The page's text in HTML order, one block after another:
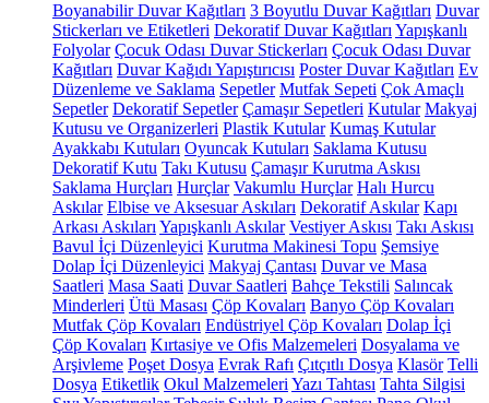
Boyanabilir Duvar Kağıtları 3 Boyutlu Duvar Kağıtları Duvar
Stickerları ve Etiketleri Dekoratif Duvar Kağıtları Yapışkanlı
Folyolar Çocuk Odası Duvar Stickerları Çocuk Odası Duvar
Kağıtları Duvar Kağıdı Yapıştırıcısı Poster Duvar Kağıtları Ev
Düzenleme ve Saklama Sepetler Mutfak Sepeti Çok Amaçlı
Sepetler Dekoratif Sepetler Çamaşır Sepetleri Kutular Makyaj
Kutusu ve Organizerleri Plastik Kutular Kumaş Kutular
Ayakkabı Kutuları Oyuncak Kutuları Saklama Kutusu
Dekoratif Kutu Takı Kutusu Çamaşır Kurutma Askısı
Saklama Hurçları Hurçlar Vakumlu Hurçlar Halı Hurcu
Askılar Elbise ve Aksesuar Askıları Dekoratif Askılar Kapı
Arkası Askıları Yapışkanlı Askılar Vestiyer Askısı Takı Askısı
Bavul İçi Düzenleyici Kurutma Makinesi Topu Şemsiye
Dolap İçi Düzenleyici Makyaj Çantası Duvar ve Masa
Saatleri Masa Saati Duvar Saatleri Bahçe Tekstili Salıncak
Minderleri Ütü Masası Çöp Kovaları Banyo Çöp Kovaları
Mutfak Çöp Kovaları Endüstriyel Çöp Kovaları Dolap İçi
Çöp Kovaları Kırtasiye ve Ofis Malzemeleri Dosyalama ve
Arşivleme Poşet Dosya Evrak Rafı Çıtçıtlı Dosya Klasör Telli
Dosya Etiketlik Okul Malzemeleri Yazı Tahtası Tahta Silgisi